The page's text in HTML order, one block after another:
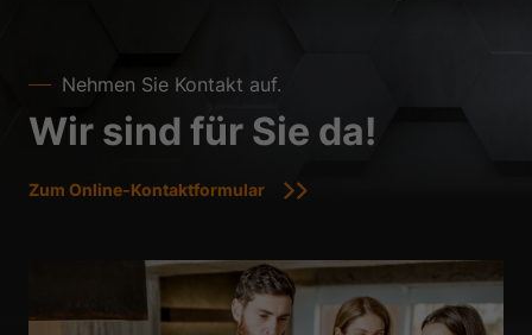
Nehmen Sie Kontakt auf.
Wir sind für Sie da!
Zum Online-Kontaktformular